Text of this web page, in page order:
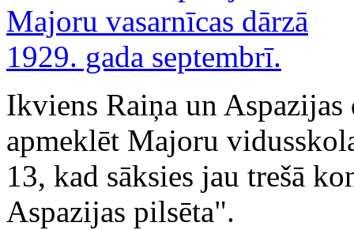
Ikviens Raiņa un
apmeklēt Majoru
13, kad sāksies jau trešā
Aspazijas pilsēta".